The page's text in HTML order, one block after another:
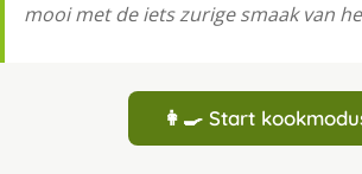
mooi met de iets zurige smaak van
👩‍🍳 Start